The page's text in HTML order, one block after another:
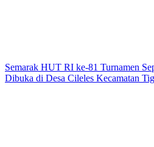
Semarak HUT RI ke-81 Turnamen
Dibuka di Desa Cileles Kecamatan